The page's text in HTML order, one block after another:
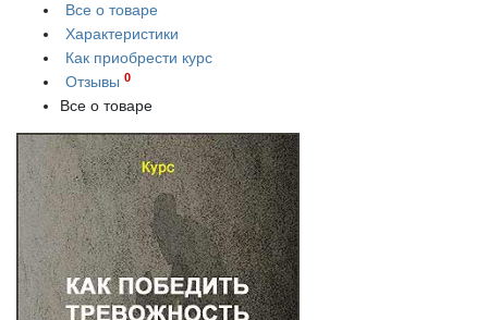
Все о товаре
Характеристики
Как приобрести курс
Отзывы 0
Все о товаре